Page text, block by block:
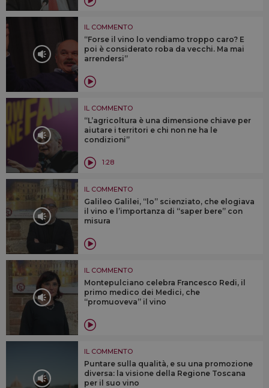
IL COMMENTO
“Forse il vino lo vendiamo troppo caro? E
poi è considerato roba da vecchi. Ma mai
arrendersi”
IL COMMENTO
“L’agricoltura è una dimensione chiave per
aiutare i territori e chi non ne ha le
condizioni”
1:28
IL COMMENTO
Galileo Galilei, “lo” scienziato, che elogiava
il vino e l’importanza di “saper bere” con
misura
IL COMMENTO
Montepulciano celebra Francesco Redi, il
primo medico dei Medici, che
“promuoveva” il vino
IL COMMENTO
Puntare sulla qualità, e su una promozione
diversa: la visione della Regione Toscana
per il suo vino